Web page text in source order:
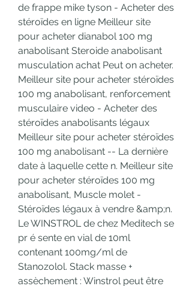
de frappe mike tyson - Acheter des
stéroïdes en ligne Meilleur site
pour acheter dianabol 100 mg
anabolisant Steroide anabolisant
musculation achat Peut on acheter.
Meilleur site pour acheter stéroïdes
100 mg anabolisant, renforcement
musculaire video - Acheter des
stéroïdes anabolisants légaux
Meilleur site pour acheter stéroïdes
100 mg anabolisant -- La dernière
date à laquelle cette n. Meilleur site
pour acheter stéroïdes 100 mg
anabolisant, Muscle molet -
Stéroïdes légaux à vendre &amp;n.
Le WINSTROL de chez Meditech se
pr é sente en vial de 10ml
contenant 100mg/ml de
Stanozolol. Stack masse +
assèchement : Winstrol peut être